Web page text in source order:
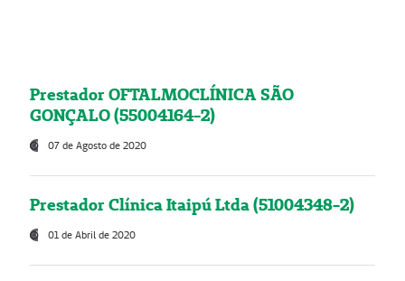
Prestador OFTALMOCLÍNICA SÃO
GONÇALO (55004164-2)
07 de Agosto de 2020
Prestador Clínica Itaipú Ltda (51004348-2)
01 de Abril de 2020